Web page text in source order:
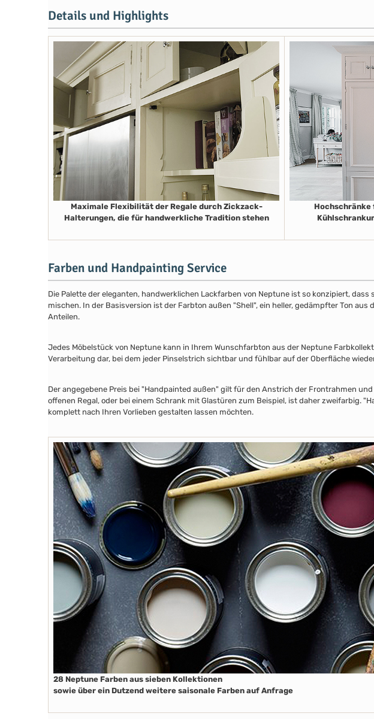
Details und Highlights
Maximale Flexibilität der Regale durch Zickzack-
Halterungen, die für handwerkliche Tradition stehen
Hochschränke
Farben und Handpainting Service
Die Palette der eleganten, handwerklichen Lackfarben von Neptune ist so konzipiert,
mischen. In der Basisversion ist der Farbton außen "Shell", ein heller, gedämpfter Ton
Anteilen.
Jedes Möbelstück von Neptune kann in Ihrem Wunschfarbton aus der Neptune
Verarbeitung dar, bei dem jeder Pinselstrich sichtbar und fühlbar auf der Oberfläche
Der angegebene Preis bei "Handpainted außen" gilt für den Anstrich der Frontrahmen
offenen Regal, oder bei einem Schrank mit Glastüren zum Beispiel, ist daher zweifarbig.
komplett nach Ihren Vorlieben gestalten lassen möchten.
28 Neptune Farben aus sieben Kollektionen
sowie über ein Dutzend weitere saisonale Farben auf Anfrage